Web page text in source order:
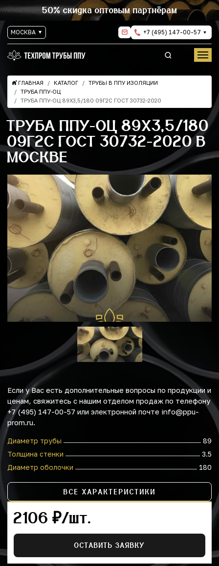
50% скидка оптовым партнёрам
МОСКВА +7 (495) 147-00-57
ГЛАВНАЯ КАТАЛОГ
ТРУБЫ В ППУ ИЗОЛЯЦИИ
ТРУБА ППУ-ОЦ
ТРУБА ППУ-ОЦ 89Х3,5/180 09Г2С ГОСТ 30732-2020
ТРУБА ППУ-ОЦ 89Х3,5/180
09Г2С ГОСТ 30732-2020 В
МОСКВЕ
Если у Вас есть дополнительные вопросы по продукции и
ценам, свяжитесь с нашим отделом продаж по телефону
+7 (495) 147-00-57 или электронной почте info@ppu-
prom.ru.
Диаметр трубы
89
Толщина стенки
3.5
Диаметр оболочки
180
ВСЕ ХАРАКТЕРИСТИКИ
2106 ₽/шт.
ОСТАВИТЬ ЗАЯВКУ